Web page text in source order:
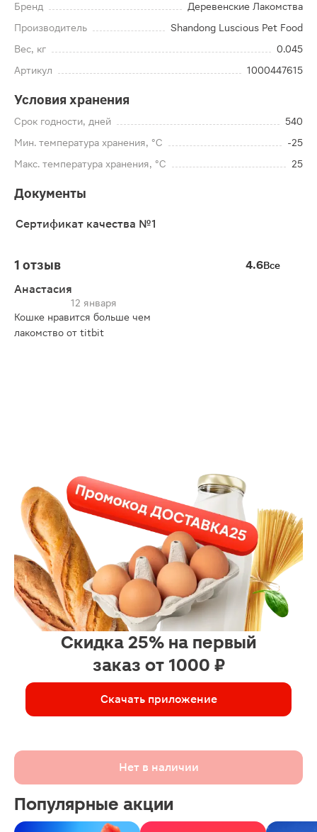
Бренд
Деревенские Лакомства
Производитель
Shandong Luscious Pet Food
Вес, кг
0.045
Артикул
1000447615
Условия хранения
Срок годности, дней
540
Мин. температура хранения, °C
-25
Макс. температура хранения, °C
25
Документы
Сертификат качества №1
1 отзыв 4.6Все
Анастасия
12 января
Кошке нравится больше чем
лакомство от titbit
Скидка 25% на первый
заказ от 1000 ₽
Скачать приложение
Нет в наличии
Популярные акции